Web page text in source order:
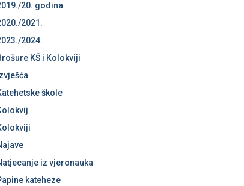
20. godina
2021.
2024.
KŠ i Kolokviji
Izvješća
škole
iz vjeronauka
kateheze